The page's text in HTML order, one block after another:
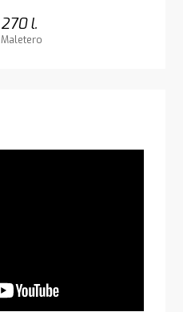
270 l.
Maletero